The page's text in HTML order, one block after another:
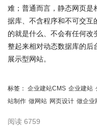
难；普通而言，静态网页是
据库、不含程序和不可交互
的就是什么、不会有任何改
整起来相对动态数据库的后
展示型网站。
标签： 企业建站CMS 企业建站
站制作 做网站 网页设计 做企业
阅读 6759